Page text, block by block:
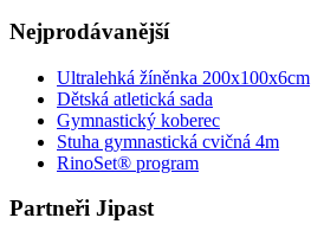
Nejprodávanější
Ultralehká žíněnka 200x100x6cm
Dětská atletická sada
Gymnastický koberec
Stuha gymnastická cvičná 4m
RinoSet® program
Partneři Jipast